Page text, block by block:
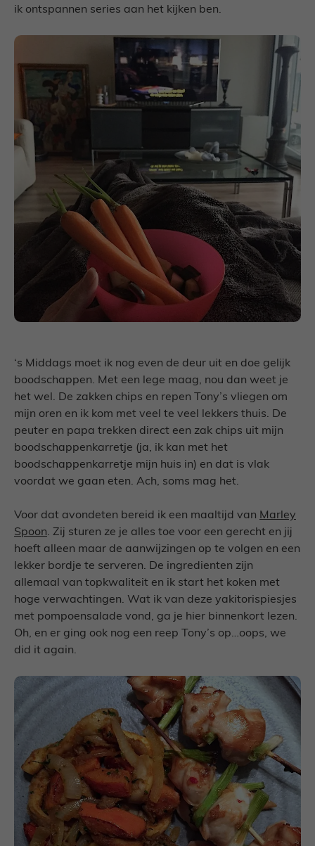
ik ontspannen series aan het kijken ben.
‘s Middags moet ik nog even de deur uit en doe gelijk
boodschappen. Met een lege maag, nou dan weet je
het wel. De zakken chips en repen Tony’s vliegen om
mijn oren en ik kom met veel te veel lekkers thuis. De
peuter en papa trekken direct een zak chips uit mijn
boodschappenkarretje (ja, ik kan met het
boodschappenkarretje mijn huis in) en dat is vlak
voordat we gaan eten. Ach, soms mag het.
Voor dat avondeten bereid ik een maaltijd van Marley
Spoon. Zij sturen ze je alles toe voor een gerecht en jij
hoeft alleen maar de aanwijzingen op te volgen en een
lekker bordje te serveren. De ingredienten zijn
allemaal van topkwaliteit en ik start het koken met
hoge verwachtingen. Wat ik van deze yakitorispiesjes
met pompoensalade vond, ga je hier binnenkort lezen.
Oh, en er ging ook nog een reep Tony’s op…oops, we
did it again.